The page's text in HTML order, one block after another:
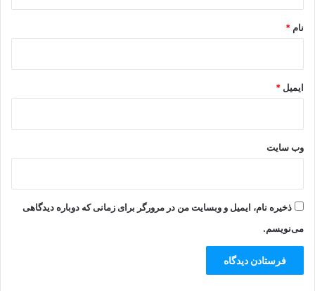
نام *
ایمیل *
وب‌ سایت
ذخیره نام، ایمیل و وبسایت من در مرورگر برای زمانی که دوباره دیدگاهی
می‌نویسم.